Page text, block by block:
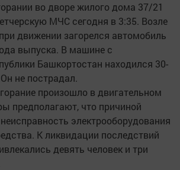
во дворе жилого дома 37/21
МЧС сегодня в 3:35. Возле
движении загорелся автомобиль
выпуска. В машине с
Башкортостан находился 30-
не пострадал.
произошло в двигательном
предполагают, что причиной
электрооборудования
К ликвидации последствий
девять человек и три